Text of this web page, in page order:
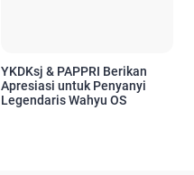
YKDKsj & PAPPRI Berikan
Apresiasi untuk Penyanyi
Legendaris Wahyu OS